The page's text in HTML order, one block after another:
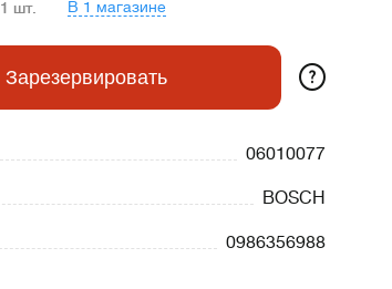
1 шт. В 1 магазине
Зарезервировать ?
06010077
BOSCH
0986356988